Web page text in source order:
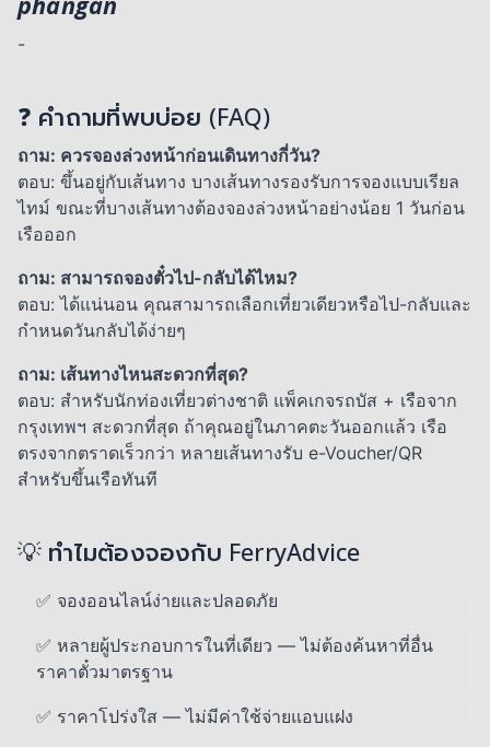
-
❓ คำถามที่พบบ่อย (FAQ)
ถาม: ควรจองล่วงหน้าก่อนเดินทางกี่วัน?
ตอบ: ขึ้นอยู่กับเส้นทาง บางเส้นทางรองรับการจองแบบเรียล
ไทม์ ขณะที่บางเส้นทางต้องจองล่วงหน้าอย่างน้อย 1 วันก่อน
เรือออก
ถาม: สามารถจองตั๋วไป-กลับได้ไหม?
ตอบ: ได้แน่นอน คุณสามารถเลือกเที่ยวเดียวหรือไป-กลับและ
กำหนดวันกลับได้ง่ายๆ
ถาม: เส้นทางไหนสะดวกที่สุด?
ตอบ: สำหรับนักท่องเที่ยวต่างชาติ แพ็คเกจรถบัส + เรือจาก
กรุงเทพฯ สะดวกที่สุด ถ้าคุณอยู่ในภาคตะวันออกแล้ว เรือ
ตรงจากตราดเร็วกว่า หลายเส้นทางรับ e-Voucher/QR
สำหรับขึ้นเรือทันที
💡 ทำไมต้องจองกับ FerryAdvice
✅ จองออนไลน์ง่ายและปลอดภัย
✅ หลายผู้ประกอบการในที่เดียว — ไม่ต้องค้นหาที่อื่น
ราคาตั๋วมาตรฐาน
✅ ราคาโปร่งใส — ไม่มีค่าใช้จ่ายแอบแฝง